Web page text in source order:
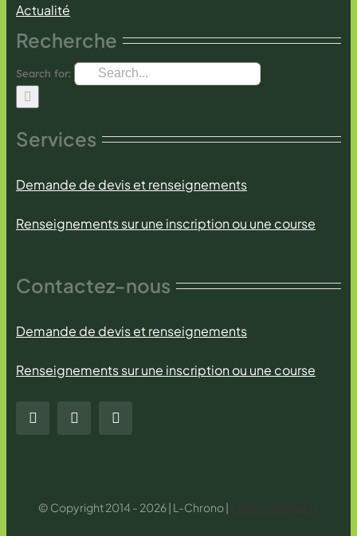
Actualité
Recherche
Search for:
Services
Demande de devis et renseignements
Renseignements sur une inscription ou une course
Contactez-nous
Demande de devis et renseignements
Renseignements sur une inscription ou une course
© Copyright 2014 - 2026 | L-Chrono |